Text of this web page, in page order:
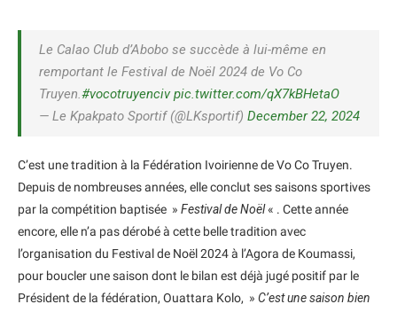
Le Calao Club d’Abobo se succède à lui-même en
remportant le Festival de Noël 2024 de Vo Co
Truyen.#vocotruyenciv pic.twitter.com/qX7kBHetaO
— Le Kpakpato Sportif (@LKsportif) December 22, 2024
C’est une tradition à la Fédération Ivoirienne de Vo Co Truyen.
Depuis de nombreuses années, elle conclut ses saisons sportives
par la compétition baptisée » Festival de Noël« . Cette année
encore, elle n’a pas dérobé à cette belle tradition avec
l’organisation du Festival de Noël 2024 à l’Agora de Koumassi,
pour boucler une saison dont le bilan est déjà jugé positif par le
Président de la fédération, Ouattara Kolo, » C’est une saison bien